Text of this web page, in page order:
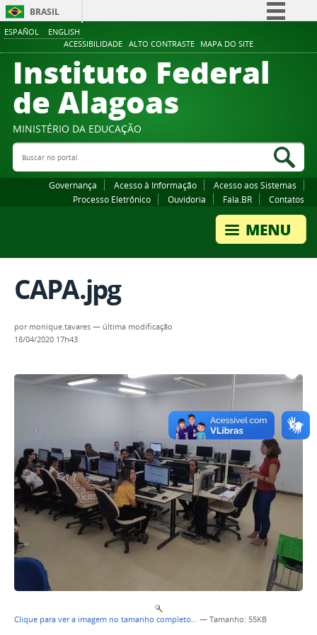
ESPAÑOL ENGLISH
ACESSIBILIDADE ALTO CONTRASTE MAPA DO SITE
BRASIL
Comunica BR
Participe
Canais
Instituto Federal
de Alagoas
MINISTÉRIO DA EDUCAÇÃO
Buscar no portal
Governança Acesso à Informação
Acesso aos Sistemas
Processo Eletrônico
Ouvidoria Fala.BR Contatos
CAPA.jpg
por monique.tavares — última modificação
18/04/2020 17h43
Clique para ver a imagem no tamanho completo… — Tamanho: 55KB